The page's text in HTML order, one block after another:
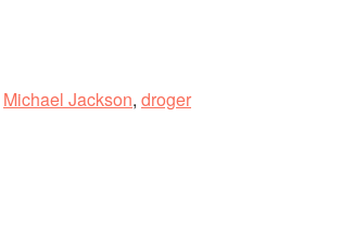
Michael Jackson, droger